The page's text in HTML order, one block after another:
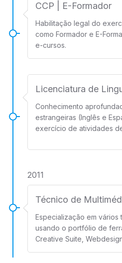
CCP | E-Formador
Habilitação legal do
como Formador e E-
e-cursos.
Licenciatura de
Conhecimento
estrangeiras (Inglês e
exercício de atividades
2011
Técnico de
Especialização em
usando o portfólio de
Creative Suite,